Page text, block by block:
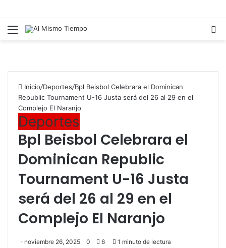
Menú
Inicio/Deportes/Bpl Beisbol Celebrara el Dominican
Republic Tournament U-16 Justa será del 26 al 29 en el
Complejo El Naranjo
Deportes
Bpl Beisbol Celebrara el
Dominican Republic
Tournament U-16 Justa
será del 26 al 29 en el
Complejo El Naranjo
noviembre 26, 2025 0 6 1 minuto de lectura